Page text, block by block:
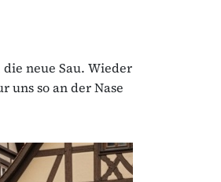
neue Sau. Wieder
uns so an der Nase